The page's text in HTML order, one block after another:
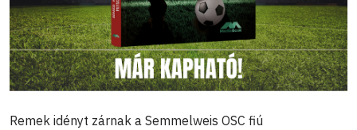
Remek idényt zárnak a Semmelweis OSC fiú